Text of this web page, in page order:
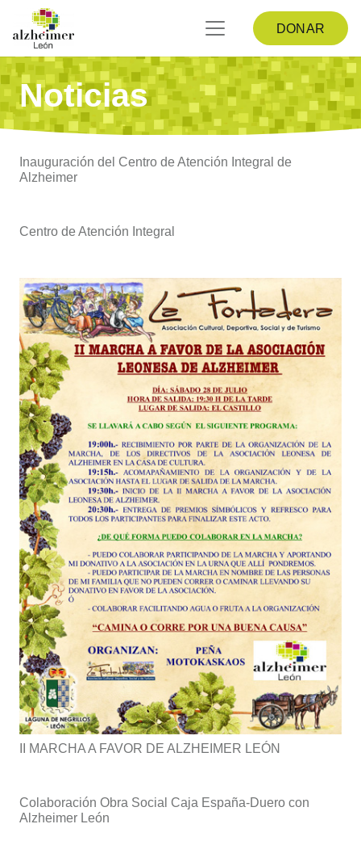
DONAR
Noticias
Inauguración del Centro de Atención Integral de
Alzheimer
Centro de Atención Integral
II MARCHA A FAVOR DE ALZHEIMER LEÓN
Colaboración Obra Social Caja España-Duero con
Alzheimer León